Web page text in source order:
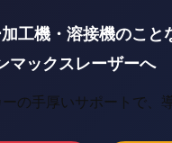
工機・溶接機のこと
マックスレーザーへ
の手厚いサポートで、